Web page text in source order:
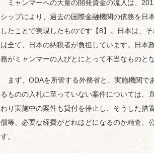
ミャンマーへの大量の開発資金の流入は、
シップにより、過去の国際金融機関の債務を日
したことで実現したものです【8】。日本は、
は全て、日本の納税者が負担しています。日本
務がミャンマーの人びとにとって不当なものと
まず、ODAを所管する外務省と、実施機関で
るものの入札に至っていない案件については、
わり実施中の案件も貸付を停止し、そうした措
償等、必要な経費がどれほどになるのか精査、
す。